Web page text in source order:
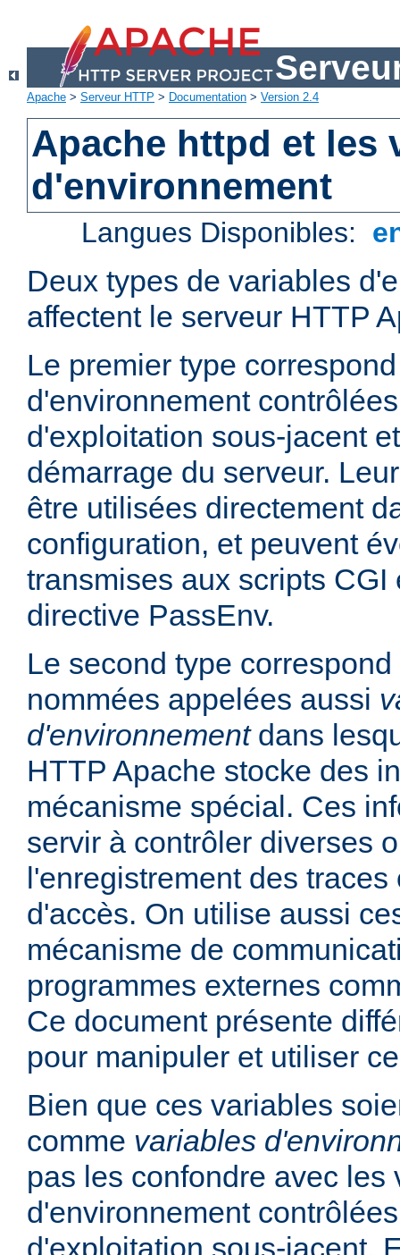
Apache > Serveur HTTP > Documentation > Version 2.4
Apache httpd et les
d'environnement
Langues Disponibles:
Deux types de variables
affectent le serveur HTTP
Le premier type
d'environnement
d'exploitation sous-jacent
démarrage du serveur.
être utilisées directement
configuration, et peuvent
transmises aux scripts CGI
directive PassEnv.
Le second type
nommées appelées aussi
d'environnementdans
HTTP Apache stocke des
mécanisme spécial. Ces
servir à contrôler diverses
l'enregistrement des traces
d'accès. On utilise aussi
mécanisme de
programmes externes
Ce document présente
pour manipuler et utiliser
Bien que ces variables
comme variables
pas les confondre avec les
d'environnement
d'exploitation sous-jacent.